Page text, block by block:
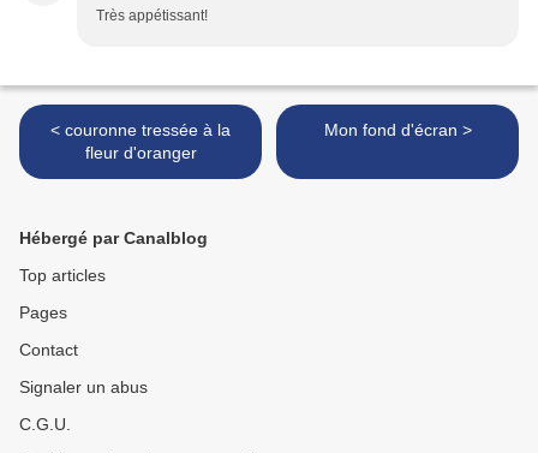
Très appétissant!
< couronne tressée à la
fleur d'oranger
Mon fond d'écran >
Hébergé par Canalblog
Top articles
Pages
Contact
Signaler un abus
C.G.U.